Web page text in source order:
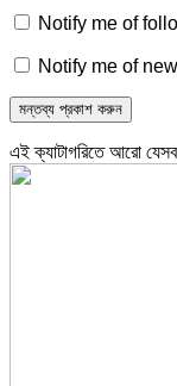
Notify me of
Notify me of
এই ক্যাটাগরিতে আরো